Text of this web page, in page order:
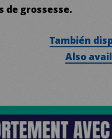
de grossesse.
También
Also